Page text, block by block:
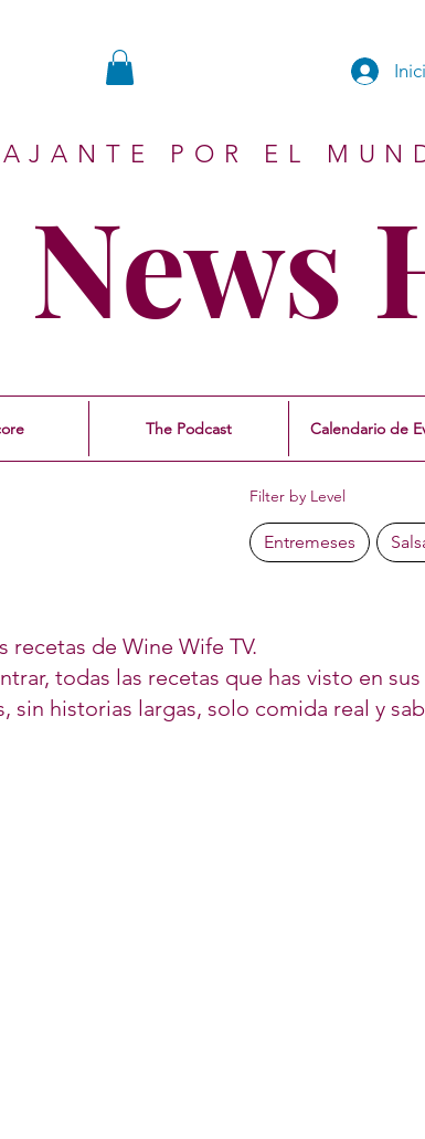
POR EL
The Podcast Calendario de
Filter by Level
Entremeses
recetas de Wine Wife TV.
todas las recetas que has visto en
historias largas, solo comida real y